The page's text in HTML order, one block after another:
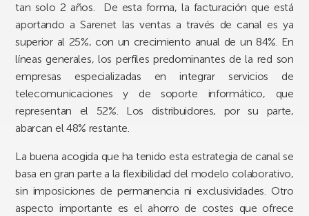
tan solo 2 años. De esta forma, la facturación que está
aportando a Sarenet las ventas a través de canal es ya
superior al 25%, con un crecimiento anual de un 84%. En
líneas generales, los perfiles predominantes de la red son
empresas especializadas en integrar servicios de
telecomunicaciones y de soporte informático, que
representan el 52%. Los distribuidores, por su parte,
abarcan el 48% restante.
La buena acogida que ha tenido esta estrategia de canal se
basa en gran parte a la flexibilidad del modelo colaborativo,
sin imposiciones de permanencia ni exclusividades. Otro
aspecto importante es el ahorro de costes que ofrece